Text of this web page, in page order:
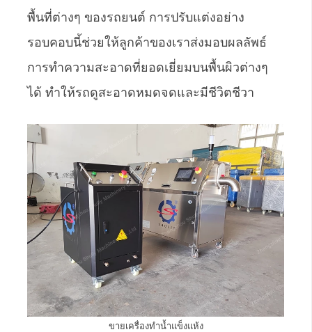
พื้นที่ต่างๆ ของรถยนต์ การปรับแต่งอย่าง
รอบคอบนี้ช่วยให้ลูกค้าของเราส่งมอบผลลัพธ์
การทำความสะอาดที่ยอดเยี่ยมบนพื้นผิวต่างๆ
ได้ ทำให้รถดูสะอาดหมดจดและมีชีวิตชีวา
ขายเครื่องทำน้ำแข็งแห้ง